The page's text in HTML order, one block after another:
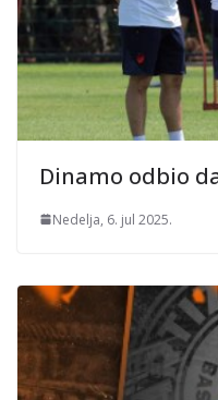
Dinamo odbio
Nedelja, 6. jul 2025.